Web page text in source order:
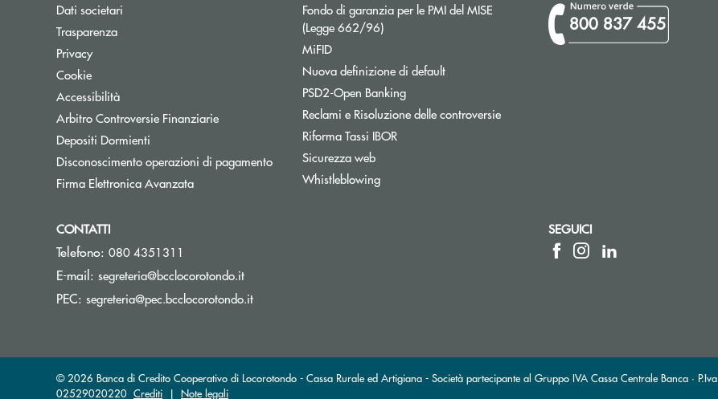
Dati societari
Trasparenza
Privacy
Cookie
Accessibilità
Arbitro Controversie FinanziarieApre una nuova finestra
Depositi Dormienti
Disconoscimento operazioni di pagamento
Firma Elettronica Avanzata
Fondo di garanzia per le PMI del MISE
(Legge 662/96)Apre una nuova finestra
MiFID
Nuova definizione di default
PSD2-Open BankingApre una nuova finestra
Reclami e Risoluzione delle controversie
Riforma Tassi IBOR
Sicurezza web
Whistleblowing
800 837 455
CONTATTI
Telefono: 080 4351311
E-mail: segreteria@bcclocorotondo.it(si apre l’app di posta elettronica)
PEC: segreteria@pec.bcclocorotondo.it(si apre l’app di posta elettronica)
SEGUICI
© 2026 Banca di Credito Cooperativo di Locorotondo - Cassa Rurale ed Artigiana - Società partecipante al Gruppo IVA Cassa Centrale Banca · P.Iva
02529020220 Crediti | Note legali